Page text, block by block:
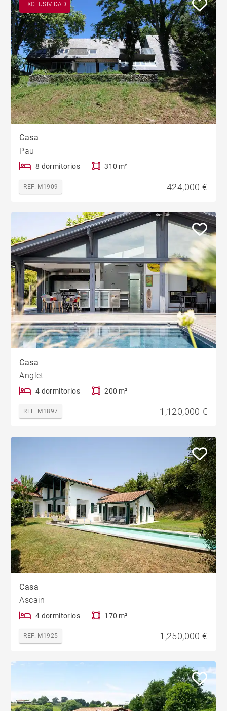
EXCLUSIVIDAD
Casa
Pau
8 dormitorios 310 m²
REF. M1909 424,000 €
Casa
Anglet
4 dormitorios 200 m²
REF. M1897 1,120,000 €
Casa
Ascain
4 dormitorios 170 m²
REF. M1925 1,250,000 €